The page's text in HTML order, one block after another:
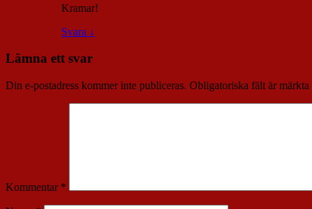
Kramar!
Svara ↓
Lämna ett svar
Din e-postadress kommer inte publiceras. Obligatoriska fält är märkta
Kommentar *